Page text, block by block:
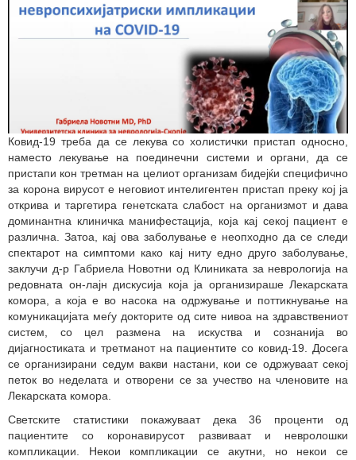
Ковид-19 треба да се лекува со холистички пристап односно,
наместо лекување на поединечни системи и органи, да се
пристапи кон третман на целиот организам бидејќи специфично
за корона вирусот е неговиот интелигентен пристап преку кој ја
открива и таргетира генетската слабост на организмот и дава
доминантна клиничка манифестација, која кај секој пациент е
различна. Затоа, кај ова заболување е неопходно да се следи
спектарот на симптоми како кај ниту едно друго заболување,
заклучи д-р Габриела Новотни од Клиниката за неврологија на
редовната он-лајн дискусија која ја организираше Лекарската
комора, а која е во насока на одржување и поттикнување на
комуникацијата меѓу докторите од сите нивоа на здравствениот
систем, со цел размена на искуства и сознанија во
дијагностиката и третманот на пациентите со ковид-19. Досега
се организирани седум вакви настани, кои се одржуваат секој
петок во неделата и отворени се за учество на членовите на
Лекарската комора.
Светските статистики покажуваат дека 36 проценти од
пациентите со коронавирусот развиваат и невролошки
компликации. Некои компликации се акутни, но некои се